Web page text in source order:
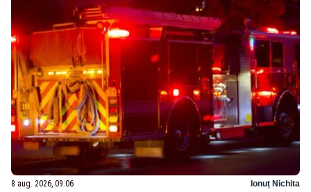
8 aug. 2026, 09:06 Ionuț Nichita